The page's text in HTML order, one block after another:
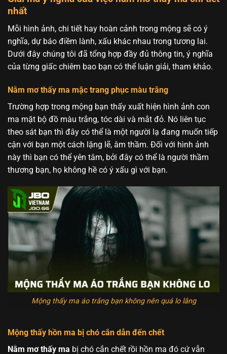
nhất
Mỗi hình ảnh, chi tiết hay hoàn cảnh trong mộng sẽ có ý
nghĩa, dự báo điềm lành, xấu khác nhau trong tương lai.
Dưới đây chúng tôi đã tổng hợp đầy đủ thông tin, ý nghĩa
của từng giấc chiêm bao bạn có thể luận giải, tham khảo.
Nằm mơ thấy ma mặc trang phục màu trắng
Trường hợp trong mộng bạn thấy xuất hiện hình ảnh con
ma mặt bộ đồ màu trắng, tóc dài và mắt đỏ. Nó liên tục
theo sát bạn thì đây có thể là một người lạ đang muốn tiếp
cận với bạn một cách lặng lẽ, âm thầm. Đối với hình ảnh
này thì bạn có thể yên tâm, bởi đây có thể là người thầm
thương bạn, họ không hề có ý xấu gì với bạn.
Mộng thấy ma áo trắng bạn không nên quá lo lắng
Mộng thấy hồn ma bị chó cắn dẫn đến chết
Nằm mơ thấy ma bị chó cắn chết rồi hồn ma đó cứ vẫn